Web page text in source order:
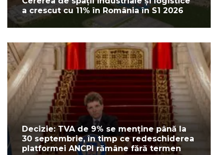
a crescut cu 11% în România în S1 2026
Decizie: TVA de 9% se menține până la
30 septembrie, în timp ce redeschiderea
platformei ANCPI rămâne fără termen